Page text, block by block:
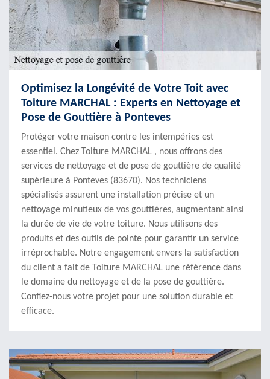
Optimisez la Longévité de Votre Toit avec
Toiture MARCHAL : Experts en Nettoyage et
Pose de Gouttière à Ponteves
Protéger votre maison contre les intempéries est
essentiel. Chez Toiture MARCHAL , nous offrons des
services de nettoyage et de pose de gouttière de qualité
supérieure à Ponteves (83670). Nos techniciens
spécialisés assurent une installation précise et un
nettoyage minutieux de vos gouttières, augmentant ainsi
la durée de vie de votre toiture. Nous utilisons des
produits et des outils de pointe pour garantir un service
irréprochable. Notre engagement envers la satisfaction
du client a fait de Toiture MARCHAL une référence dans
le domaine du nettoyage et de la pose de gouttière.
Confiez-nous votre projet pour une solution durable et
efficace.